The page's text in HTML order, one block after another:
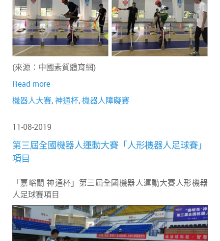
(來源：中國素質體育網)
Read more
機器人大賽,神通杯,機器人障礙賽
11-08-2019
第三屆全國機器人運動大賽「人形機器人足球賽」
項目
「嘉峪關·神通杯」第三屆全國機器人運動大賽人形機器
人足球賽項目